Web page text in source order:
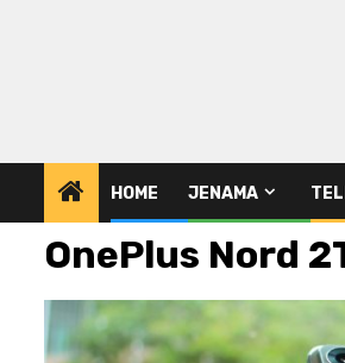
HOME JENAMA
OnePlus Nord